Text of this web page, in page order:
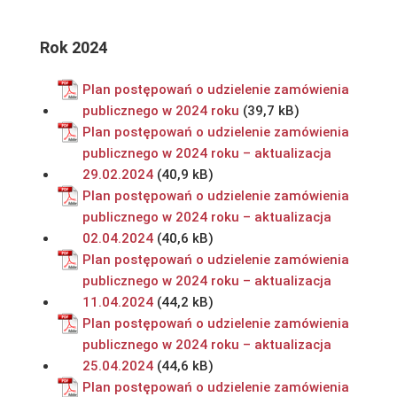
Rok 2024
Plan postępowań o udzielenie zamówienia
publicznego w 2024 roku
Plan postępowań o udzielenie zamówienia
publicznego w 2024 roku – aktualizacja
29.02.2024
Plan postępowań o udzielenie zamówienia
publicznego w 2024 roku – aktualizacja
02.04.2024
Plan postępowań o udzielenie zamówienia
publicznego w 2024 roku – aktualizacja
11.04.2024
Plan postępowań o udzielenie zamówienia
publicznego w 2024 roku – aktualizacja
25.04.2024
Plan postępowań o udzielenie zamówienia